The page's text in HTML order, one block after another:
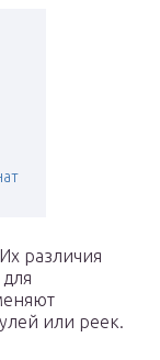
различия
или реек.